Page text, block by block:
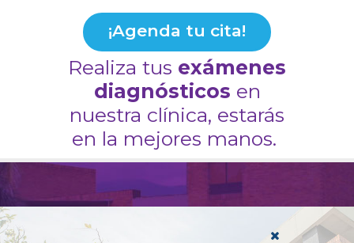
¡Agenda tu cita!
Realiza tus exámenes
diagnósticos en
nuestra clínica, estarás
en la mejores manos.